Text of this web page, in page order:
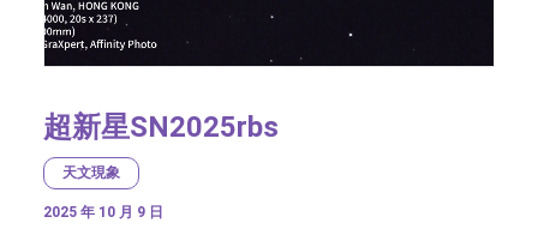
超新星SN2025rbs
天文現象
2025 年 10 月 9 日